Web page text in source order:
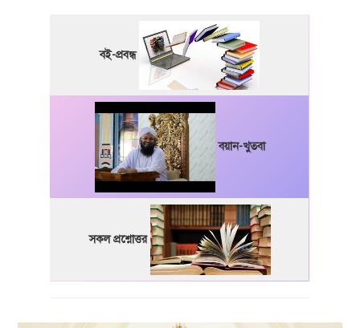
বই-প্রবন্ধ
বয়ান-খুতবা
সকল প্রশ্নোত্তর